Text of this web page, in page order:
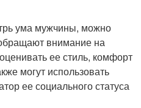
ума мужчины, можно
внимание на
ее стиль, комфорт
могут использовать
ее социального статуса